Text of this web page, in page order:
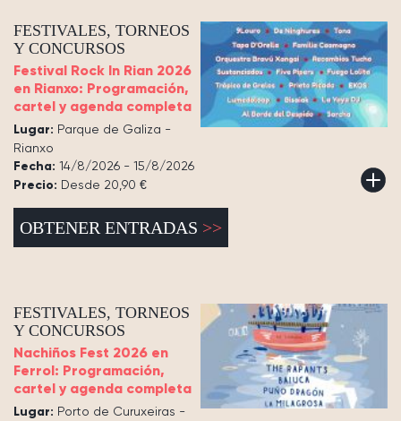
FESTIVALES, TORNEOS
Y CONCURSOS
Festival Rock In Rian 2026
en Rianxo: Programación,
cartel y agenda completa
Lugar: Parque de Galiza -
Rianxo
Fecha: 14/8/2026 - 15/8/2026
Precio: Desde 20,90 €
OBTENER ENTRADAS
FESTIVALES, TORNEOS
Y CONCURSOS
Nachiños Fest 2026 en
Ferrol: Programación,
cartel y agenda completa
Lugar: Porto de Curuxeiras -